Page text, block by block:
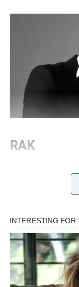
RAK
poverenje, i
običan raskid. To
Ali ono što Rak ne
uspela da pronađe
Bivša ljubav Raka
Možda čak i deluje
nastavila dalje bez